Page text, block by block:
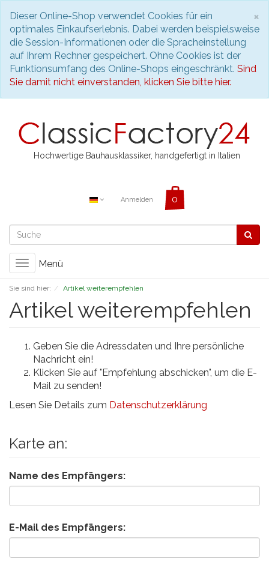
×
Dieser Online-Shop verwendet Cookies für ein
optimales Einkaufserlebnis. Dabei werden beispielsweise
die Session-Informationen oder die Spracheinstellung
auf Ihrem Rechner gespeichert. Ohne Cookies ist der
Funktionsumfang des Online-Shops eingeschränkt. Sind
Sie damit nicht einverstanden, klicken Sie bitte hier.
Hochwertige Bauhausklassiker, handgefertigt in Italien
Anmelden
Toggle
Menü
Sie sind hier: Artikel weiterempfehlen
Artikel weiterempfehlen
Geben Sie die Adressdaten und Ihre persönliche
Nachricht ein!
Klicken Sie auf "Empfehlung abschicken", um die E-
Mail zu senden!
Lesen Sie Details zum Datenschutzerklärung
Karte an:
Name des Empfängers:
E-Mail des Empfängers: